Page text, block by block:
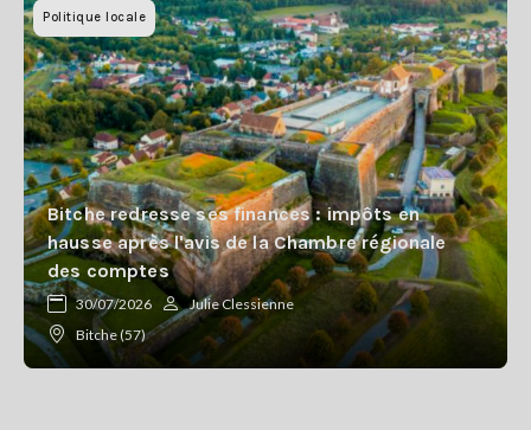
Politique locale
Bitche redresse ses finances : impôts en
hausse après l'avis de la Chambre régionale
des comptes
30/07/2026
Julie Clessienne
Bitche (57)